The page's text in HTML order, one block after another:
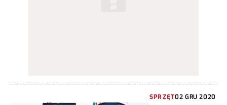
SPRZĘT02 GRU 2020